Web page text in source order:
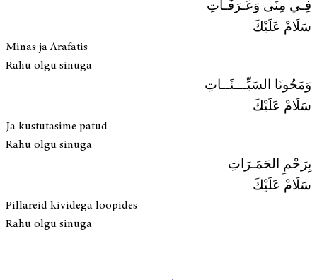
فِـي مِنَى وَعَـرَفَـاتِ
سَلَامْ عَلَيْكَ
Minas ja Arafatis
Rahu olgu sinuga
وَمَحُونَا السَيِّـــئَــاتِ
سَلَامْ عَلَيْكَ
Ja kustutasime patud
Rahu olgu sinuga
بِرَجْمِ الجَمَـرَاتِ
سَلَامْ عَلَيْكَ
Pillareid kividega loopides
Rahu olgu sinuga